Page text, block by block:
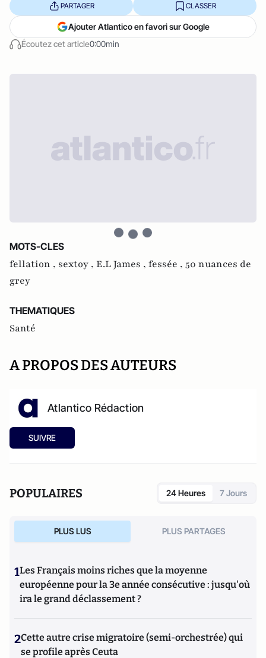
Écoutez cet article0:00min
PARTAGER CLASSER
Ajouter Atlantico en favori sur Google
MOTS-CLES
fellation , sextoy , E.L James , fessée , 50 nuances de
grey
THEMATIQUES
Santé
A PROPOS DES AUTEURS
Atlantico Rédaction
SUIVRE
POPULAIRES 24 Heures 7 Jours
PLUS LUS PLUS PARTAGES
1Les Français moins riches que la moyenne
européenne pour la 3e année consécutive : jusqu'où
ira le grand déclassement ?
2Cette autre crise migratoire (semi-orchestrée) qui
se profile après Ceuta